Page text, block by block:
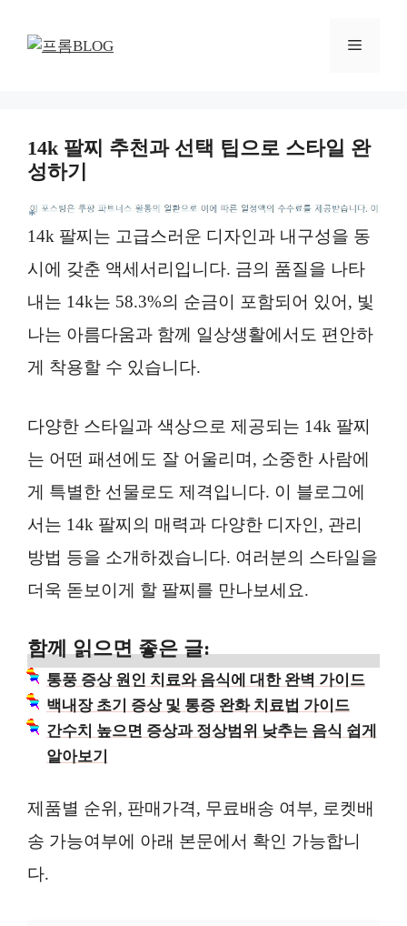
메
14k 팔찌 추천과 선택 팁으로 스타일 완
성하기
*
14k 팔찌는 고급스러운 디자인과 내구성을 동
시에 갖춘 액세서리입니다. 금의 품질을 나타
내는 14k는 58.3%의 순금이 포함되어 있어, 빛
나는 아름다움과 함께 일상생활에서도 편안하
게 착용할 수 있습니다.
다양한 스타일과 색상으로 제공되는 14k 팔찌
는 어떤 패션에도 잘 어울리며, 소중한 사람에
게 특별한 선물로도 제격입니다. 이 블로그에
서는 14k 팔찌의 매력과 다양한 디자인, 관리
방법 등을 소개하겠습니다. 여러분의 스타일을
더욱 돋보이게 할 팔찌를 만나보세요.
함께 읽으면 좋은 글:
통풍 증상 원인 치료와 음식에 대한 완벽 가이드
백내장 초기 증상 및 통증 완화 치료법 가이드
간수치 높으면 증상과 정상범위 낮추는 음식 쉽게
알아보기
제품별 순위, 판매가격, 무료배송 여부, 로켓배
송 가능여부에 아래 본문에서 확인 가능합니
다.